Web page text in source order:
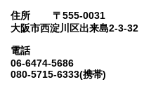
住所 〒555-0031
大阪市西淀川区出来島2-3-32
電話
06-6474-5686
080-5715-6333(携帯)